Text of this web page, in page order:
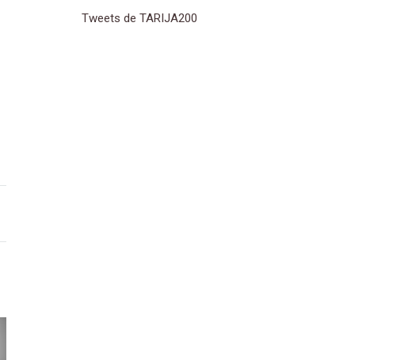
Tweets de TARIJA200